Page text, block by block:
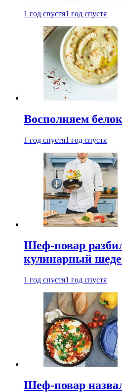
1 год спустя1 год спустя
Восполняем
1 год спустя1 год спустя
Шеф-повар
кулинарный
1 год спустя1 год спустя
Шеф-повар